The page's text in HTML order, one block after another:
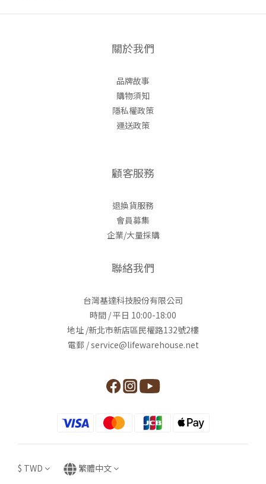
關於我們
品牌故事
購物須知
隱私權政策
運送政策
顧客服務
退換貨服務
會員募集
企業/大量採購
聯絡我們
台灣基達科技股份有限公司
時間 / 平日 10:00-18:00
地址 /新北市新店區民權路132號2樓
電郵 / service@lifewarehouse.net
$ TWD 繁體中文